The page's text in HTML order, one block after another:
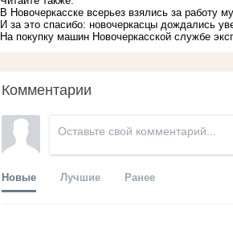
В Новочеркасске всерьез взялись за работу
И за это спасибо: новочеркасцы дождались
На покупку машин Новочеркасской службе
Комментарии
Новые Лучшие Ранее